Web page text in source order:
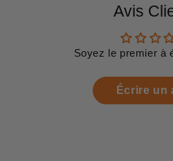
Avis
Soyez le premier à
Écrire un